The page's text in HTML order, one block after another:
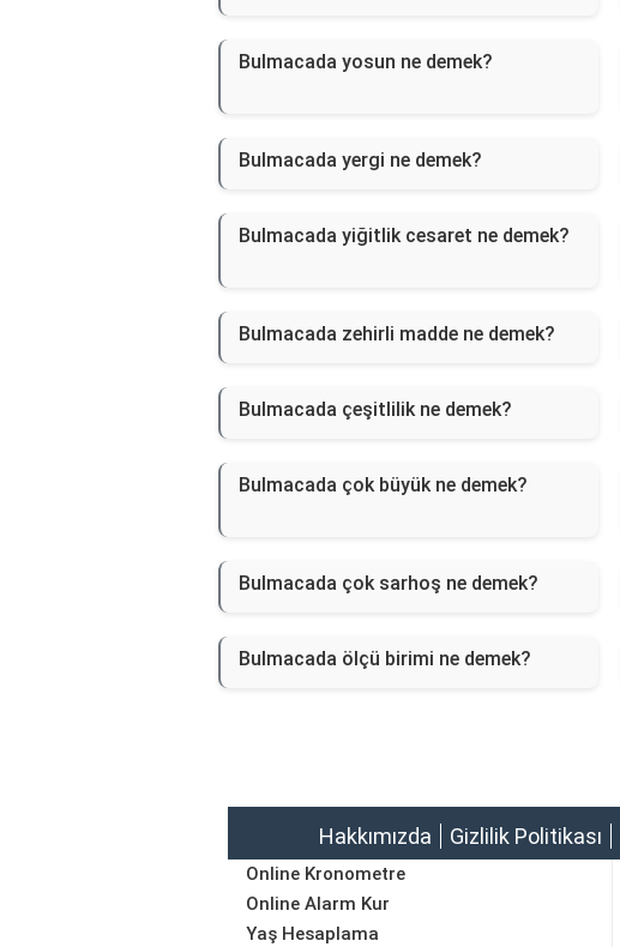
Bulmacada yosun ne demek?
Bulmacada yergi ne demek?
Bulmacada yiğitlik cesaret ne demek?
Bulmacada zehirli madde ne demek?
Bulmacada çeşitlilik ne demek?
Bulmacada çok büyük ne demek?
Bulmacada çok sarhoş ne demek?
Bulmacada ölçü birimi ne demek?
Hakkımızda Gizlilik Politikası
Online Kronometre
Online Alarm Kur
Yaş Hesaplama